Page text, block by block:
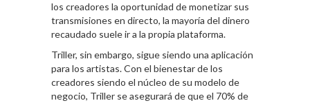
los creadores la oportunidad de monetizar sus
transmisiones en directo, la mayoría del dinero
recaudado suele ir a la propia plataforma.
Triller, sin embargo, sigue siendo una aplicación
para los artistas. Con el bienestar de los
creadores siendo el núcleo de su modelo de
negocio, Triller se asegurará de que el 70% de